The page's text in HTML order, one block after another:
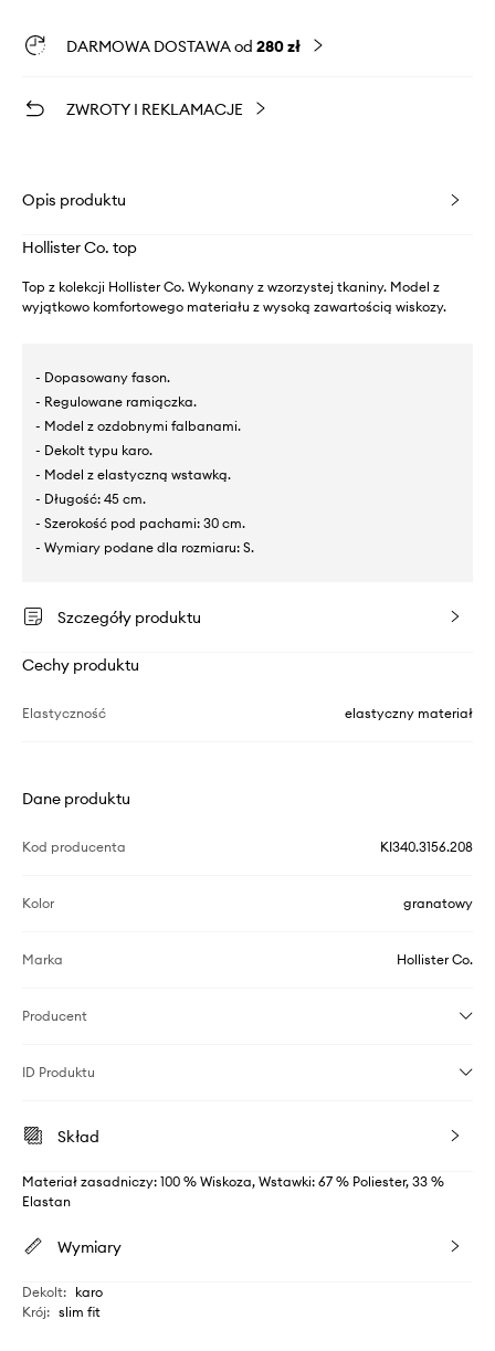
DARMOWA DOSTAWA od 280 zł
ZWROTY I REKLAMACJE
Opis produktu
Hollister Co. top
Top z kolekcji Hollister Co. Wykonany z wzorzystej tkaniny. Model z
wyjątkowo komfortowego materiału z wysoką zawartością wiskozy.
- Dopasowany fason.
- Regulowane ramiączka.
- Model z ozdobnymi falbanami.
- Dekolt typu karo.
- Model z elastyczną wstawką.
- Długość: 45 cm.
- Szerokość pod pachami: 30 cm.
- Wymiary podane dla rozmiaru: S.
Szczegóły produktu
Cechy produktu
Elastyczność elastyczny materiał
Dane produktu
Kod producenta KI340.3156.208
Kolor granatowy
Marka Hollister Co.
Producent
ID Produktu
Skład
Materiał zasadniczy: 100 % Wiskoza, Wstawki: 67 % Poliester, 33 %
Elastan
Wymiary
Dekolt: karo
Krój: slim fit